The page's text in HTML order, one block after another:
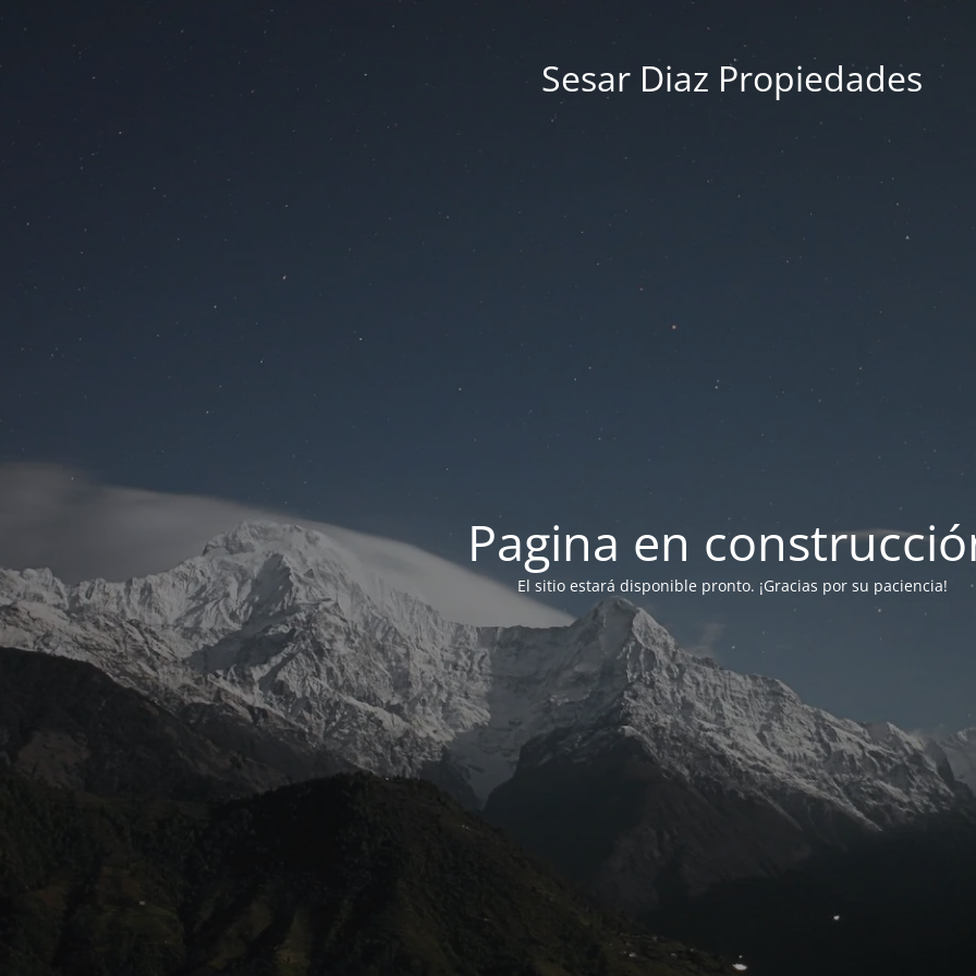
Sesar Diaz Propiedades
Pagina en
El sitio estará disponible pronto. ¡Gracias por su paciencia!